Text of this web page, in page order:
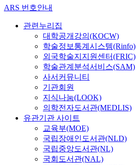
ARS 번호안내
관련누리집
대학공개강의(KOCW)
학술정보통계시스템(Rinfo)
외국학술지지원센터(FRIC)
학술관계분석서비스(SAM)
사서커뮤니티
기관회원
지식나눔(LOOK)
의학전자도서관(MEDLIS)
유관기관 사이트
교육부(MOE)
국립장애인도서관(NLD)
국립중앙도서관(NL)
국회도서관(NAL)